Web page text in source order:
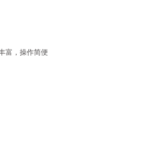
富，操作简便